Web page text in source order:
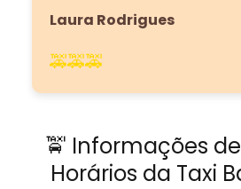
Laura Rodrigues
🚕🚕🚕
🚖 Informações
Horários da Taxi